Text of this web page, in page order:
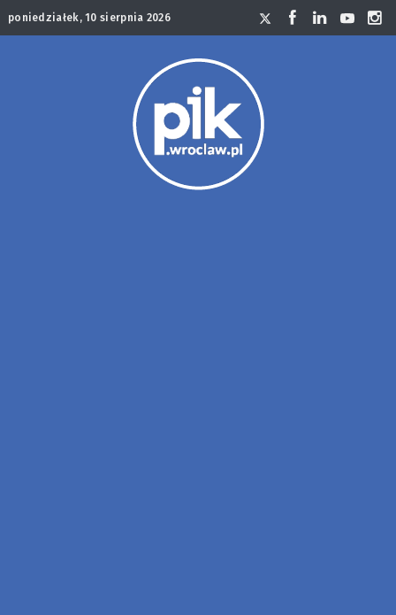
poniedziałek, 10 sierpnia 2026